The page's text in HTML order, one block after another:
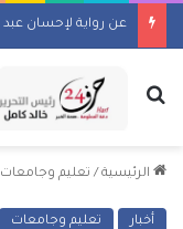
بحث عن
الرئيسية / تعليم وجامعات
أخبار تعليم وجامعات